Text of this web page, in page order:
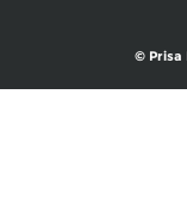
© Prisa